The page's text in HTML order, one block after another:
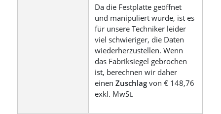
Da die Festplatte geöffnet
und manipuliert wurde, ist es
für unsere Techniker leider
viel schwieriger, die Daten
wiederherzustellen. Wenn
das Fabriksiegel gebrochen
ist, berechnen wir daher
einenZuschlag von € 148,76
exkl. MwSt.